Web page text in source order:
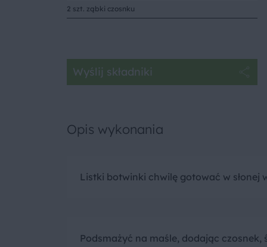
2 szt. ząbki czosnku
Wyślij składniki
Opis wykonania
Listki botwinki chwilę gotować w słonej
Podsmażyć na maśle, dodając